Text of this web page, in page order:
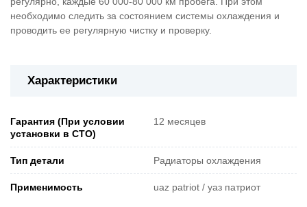
необходимо следить за состоянием системы охлаждения и
проводить ее регулярную чистку и проверку.
Характеристики
Гарантия (При условии
установки в СТО)
12 месяцев
Тип детали Радиаторы охлаждения
Применимость uaz patriot / уаз патриот